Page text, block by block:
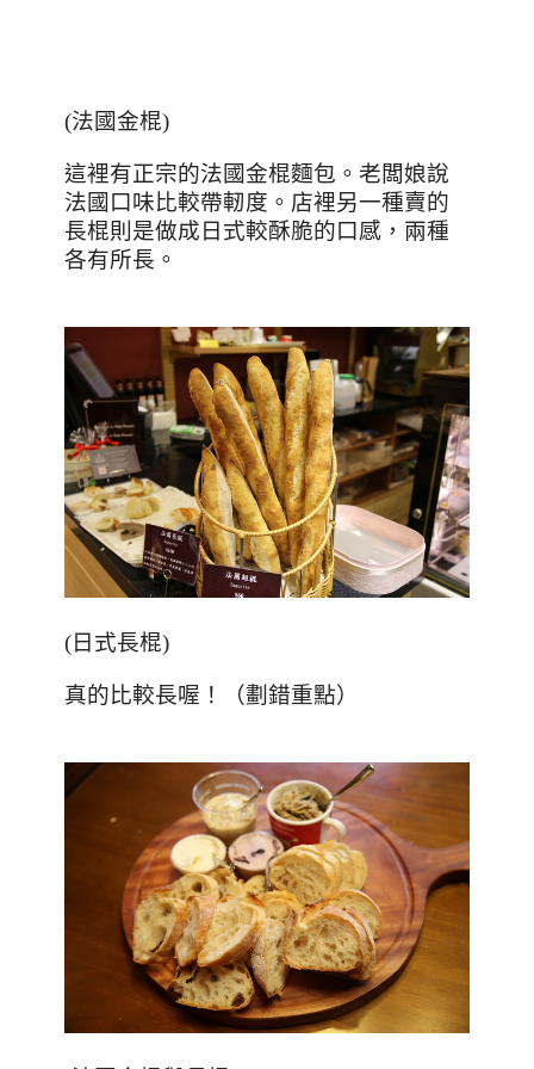
(法國金棍)
這裡有正宗的法國金棍麵包。老闆娘說
法國口味比較帶軔度。店裡另一種賣的
長棍則是做成日式較酥脆的口感，兩種
各有所長。
(日式長棍)
真的比較長喔！（劃錯重點）